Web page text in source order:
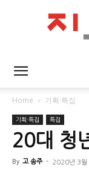
Home 기획·특집
기획·특집 특집
20대 청
By 고 송주 - 2020년 3월